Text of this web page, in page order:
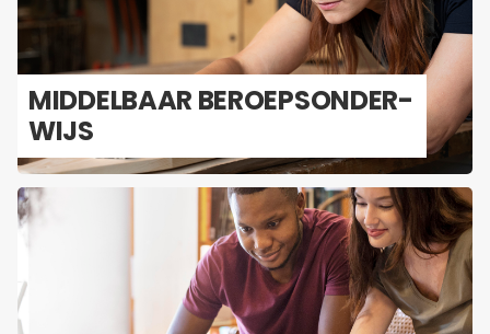
MID­DEL­BAAR BE­ROEPS­ON­DER­
WIJS